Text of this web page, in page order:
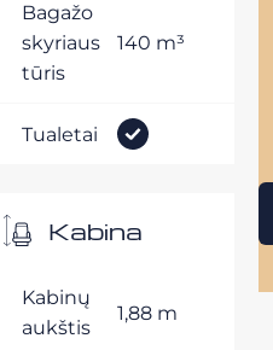
Bagažo
skyriaus
tūris
140 m³
Tualetai
Kabina
Kabinų
aukštis
1,88 m